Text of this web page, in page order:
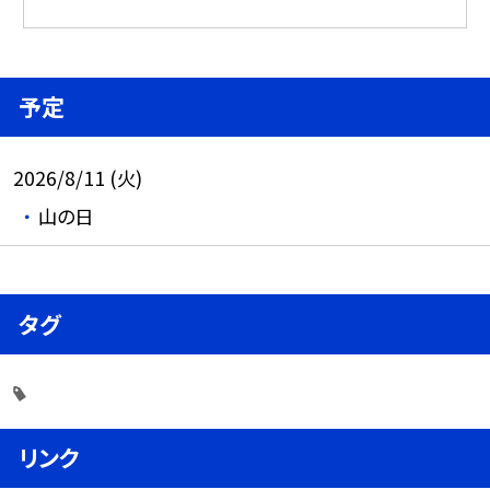
予定
2026/8/11 (火)
山の日
タグ
リンク